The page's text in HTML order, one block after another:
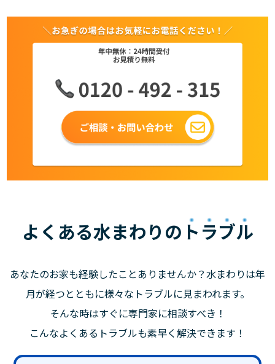
よくある水まわりの トラブル
あなたのお家も経験したことありませんか？水まわりは年
月が経つとともに様々なトラブルに見まわれます。
そんな時はすぐに専門家に相談すべき！
こんなよくあるトラブルも素早く解決できます！